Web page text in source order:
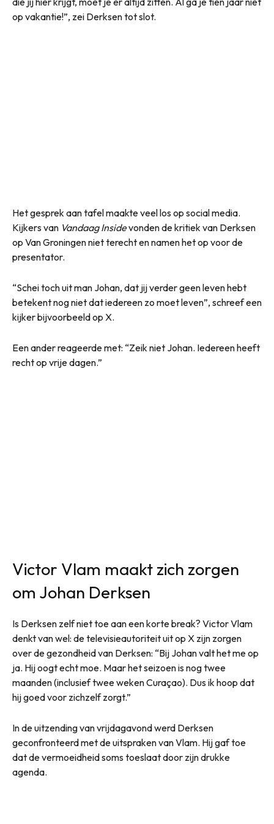
op vakantie!”, zei Derksen tot slot.
Het gesprek aan tafel maakte veel los op social media.
Kijkers van Vandaag Insidevonden de kritiek van Derksen
op Van Groningen niet terecht en namen het op voor de
presentator.
“Schei toch uit man Johan, dat jij verder geen leven hebt
betekent nog niet dat iedereen zo moet leven”, schreef een
kijker bijvoorbeeld op X.
Een ander reageerde met: “Zeik niet Johan. Iedereen heeft
recht op vrije dagen.”
Victor Vlam maakt zich zorgen
om Johan Derksen
Is Derksen zelf niet toe aan een korte break? Victor Vlam
denkt van wel: de televisieautoriteit uit op X zijn zorgen
over de gezondheid van Derksen: “Bij Johan valt het me op
ja. Hij oogt echt moe. Maar het seizoen is nog twee
maanden (inclusief twee weken Curaçao). Dus ik hoop dat
hij goed voor zichzelf zorgt.”
In de uitzending van vrijdagavond werd Derksen
geconfronteerd met de uitspraken van Vlam. Hij gaf toe
dat de vermoeidheid soms toeslaat door zijn drukke
agenda.